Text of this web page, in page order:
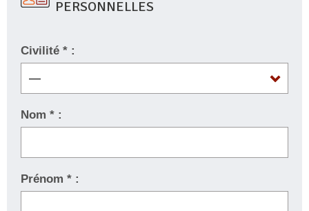
PERSONNELLES
Civilité * :
Nom * :
Prénom * :